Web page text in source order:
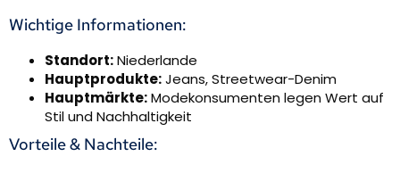
Wichtige Informationen:
Standort:Niederlande
Hauptprodukte:Jeans, Streetwear-Denim
Hauptmärkte:Modekonsumenten legen Wert auf
Stil und Nachhaltigkeit
Vorteile & Nachteile: